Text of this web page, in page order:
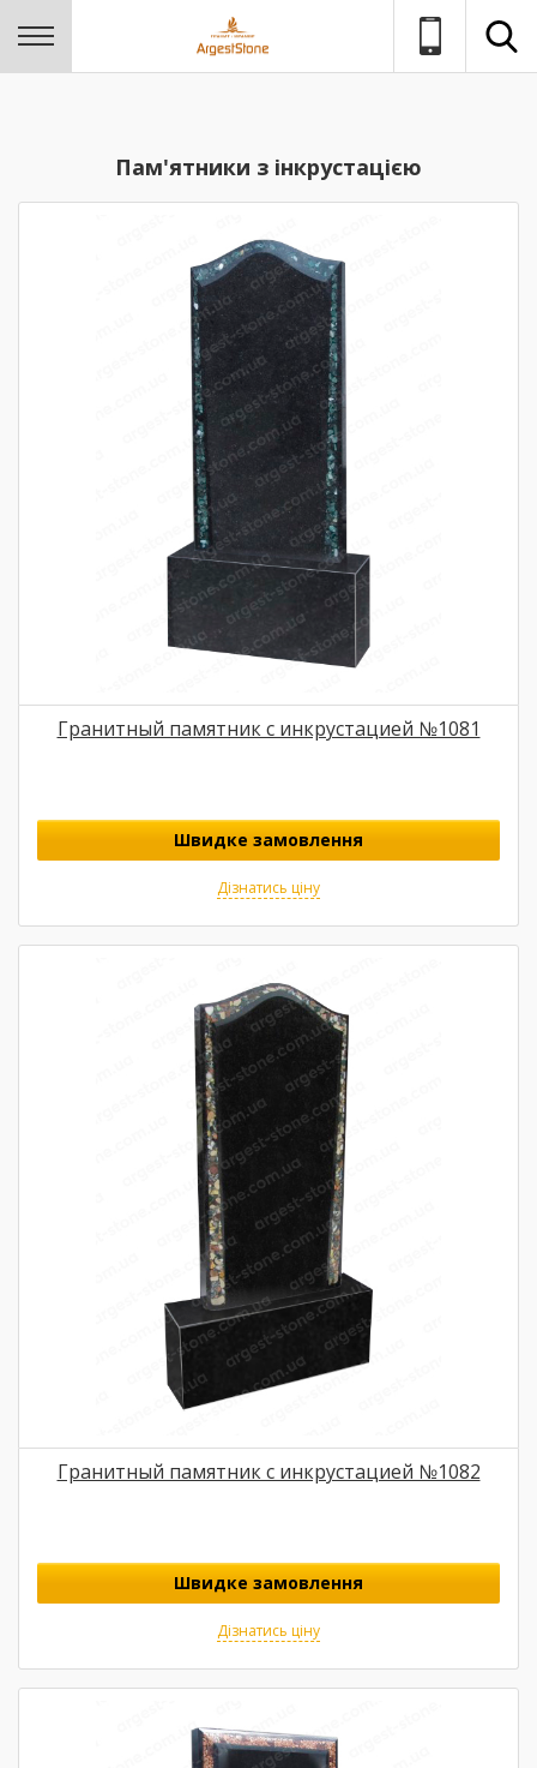
Пам'ятники з інкрустацією
Гранитный памятник с инкрустацией №1081
Швидке замовлення
Дізнатись ціну
Гранитный памятник с инкрустацией №1082
Швидке замовлення
Дізнатись ціну